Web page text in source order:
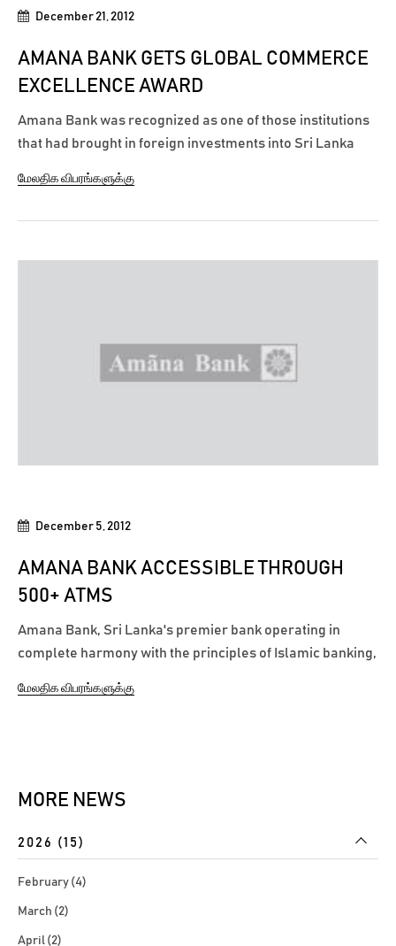
December 21, 2012
AMANA BANK GETS GLOBAL COMMERCE
EXCELLENCE AWARD
Amana Bank was recognized as one of those institutions
that had brought in foreign investments into Sri Lanka
country, at the Global Commerce Excellence Awards
மேலதிக விபரங்களுக்கு
December 5, 2012
AMANA BANK ACCESSIBLE THROUGH
500+ ATMS
Amana Bank, Sri Lanka's premier bank operating in
complete harmony with the principles of Islamic banking,
The Bank's ATM service is available through its own ATM
மேலதிக விபரங்களுக்கு
MORE NEWS
2026 (15)
February (4)
March (2)
April (2)